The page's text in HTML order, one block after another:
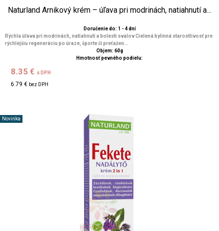
Naturland Arnikový krém – úľava pri modrinách, natiahnutí a...
Doručenie do: 1 - 4 dní
Rýchla úľava pri modrinách, natiahnutí a bolesti svalov Cielená bylinná starostlivosť pre
rýchlejšiu regeneráciu po úraze, športe či preťažen...
Objem: 60g
Hmotnosť pevného podielu:
8.35 € s DPH
6.79 € bez DPH
Novinka